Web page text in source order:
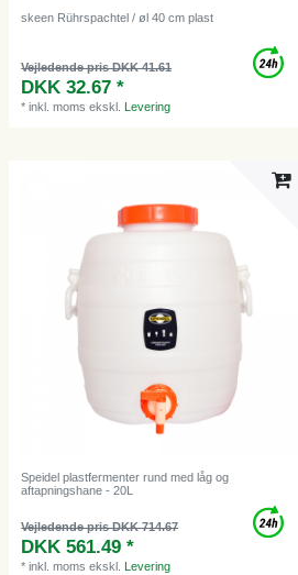
skeen Rührspachtel / øl 40 cm plast
Vejledende pris DKK 41.61
DKK 32.67 *
*inkl. moms ekskl. Levering
Speidel plastfermenter rund med låg og
aftapningshane - 20L
Vejledende pris DKK 714.67
DKK 561.49 *
*inkl. moms ekskl. Levering